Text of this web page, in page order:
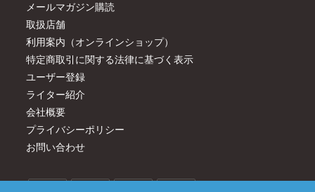
メールマガジン購読
取扱店舗
利用案内（オンラインショップ）
特定商取引に関する法律に基づく表示
ユーザー登録
ライター紹介
会社概要
プライバシーポリシー
お問い合わせ